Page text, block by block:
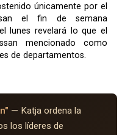
únicamente por el
el fin de semana
lunes revelará lo que el
mencionado como
de departamentos.
— Katja ordena la
los líderes de